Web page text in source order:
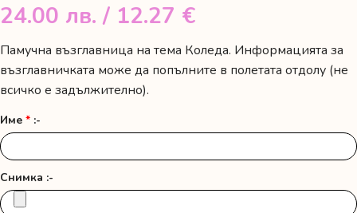
24.00 лв. / 12.27 €
Памучна възглавница на тема Коледа. Информацията за
възглавничката може да попълните в полетата отдолу (не
всичко е задължително).
Име * :-
Снимка :-